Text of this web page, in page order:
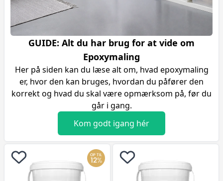
GUIDE: Alt du har brug for at vide om
Epoxymaling
Her på siden kan du læse alt om, hvad epoxymaling
er, hvor den kan bruges, hvordan du påfører den
korrekt og hvad du skal være opmærksom på, før du
går i gang.
Kom godt igang hér
OP TIL
12%